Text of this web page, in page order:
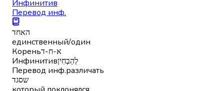
Инфинитив
Перевод инф.
האחד
единственный/один
Кореньא-ח-ד
Инфинитивלְהַבְחִין
Перевод инф.различать
שסגד